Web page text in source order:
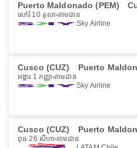
Puerto Maldonado (PEM)
សៅរ៍ 10 តុលា តាមដាន
Sky Airline
Cusco (CUZ) Puerto
អង្គារ 1 កញ្ញា តាមដាន
Sky Airline
Cusco (CUZ) Puerto
ពុធ 26 សីហា តាមដាន